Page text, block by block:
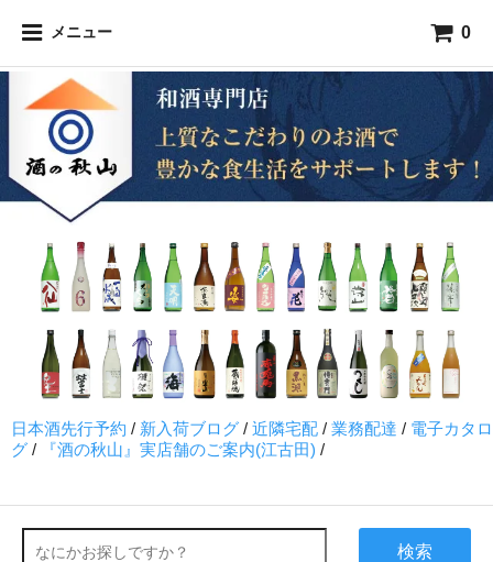
メニュー 0
日本酒先行予約 / 新入荷ブログ / 近隣宅配 / 業務配達 / 電子カタロ
グ / 『酒の秋山』実店舗のご案内(江古田) /
検索